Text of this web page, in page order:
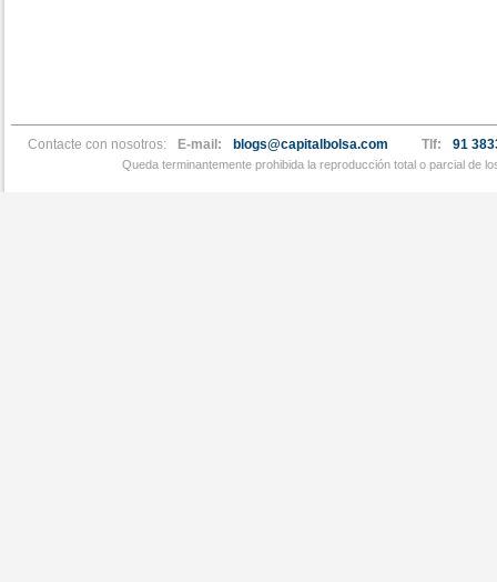
Contacte con nosotros: E-mail: blogs@capitalbolsa.com Tlf: 91
Queda terminantemente prohibida la reproducción total o parcial de